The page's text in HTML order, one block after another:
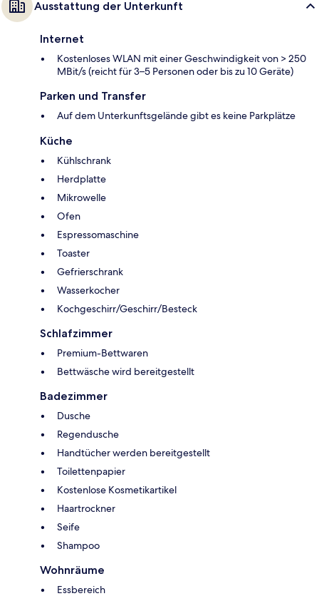
Ausstattung der Unterkunft
Internet
Kostenloses WLAN mit einer Geschwindigkeit von > 250
MBit/s (reicht für 3–5 Personen oder bis zu 10 Geräte)
Parken und Transfer
Auf dem Unterkunftsgelände gibt es keine Parkplätze
Küche
Kühlschrank
Herdplatte
Mikrowelle
Ofen
Espressomaschine
Toaster
Gefrierschrank
Wasserkocher
Kochgeschirr/Geschirr/Besteck
Schlafzimmer
Premium-Bettwaren
Bettwäsche wird bereitgestellt
Badezimmer
Dusche
Regendusche
Handtücher werden bereitgestellt
Toilettenpapier
Kostenlose Kosmetikartikel
Haartrockner
Seife
Shampoo
Wohnräume
Essbereich